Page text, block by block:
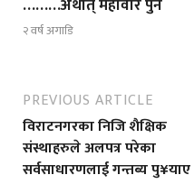
२ वर्ष अगाडि
PREVIOUS ARTICLE
विराटनगरका निजि शैक्षिक
संस्थाहरुले अलपत्र परेका
सर्वसाधारणलाई गन्तब्य पु¥याए